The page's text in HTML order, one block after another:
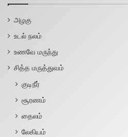
அழகு
உடல் நலம்
உணவே மருந்து
சித்த மருத்துவம்
குடிநீர்
சூரணம்
தைலம்
லேகியம்